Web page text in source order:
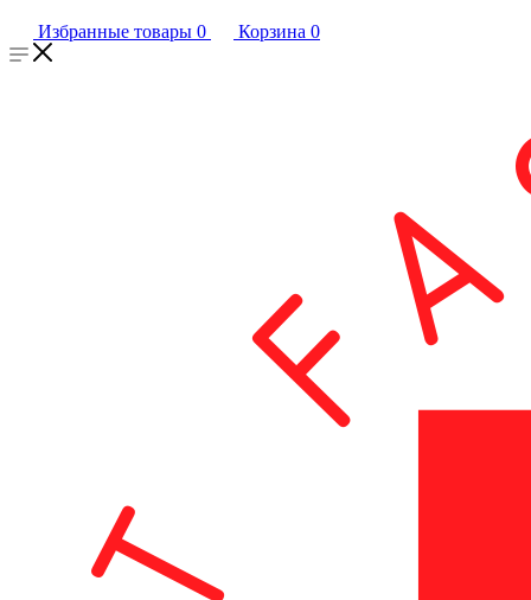
Избранные товары 0 Корзина 0